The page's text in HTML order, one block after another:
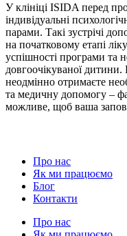
У клініці ISIDA перед
індивідуальні
парами. Такі зустрічі
на початковому етапі
успішності програми та
довгоочікуваної
неодмінно отримаєте
та медичну допомогу –
можливе, щоб ваша
Про нас
Як ми працюємо
Блог
Контакти
Про нас